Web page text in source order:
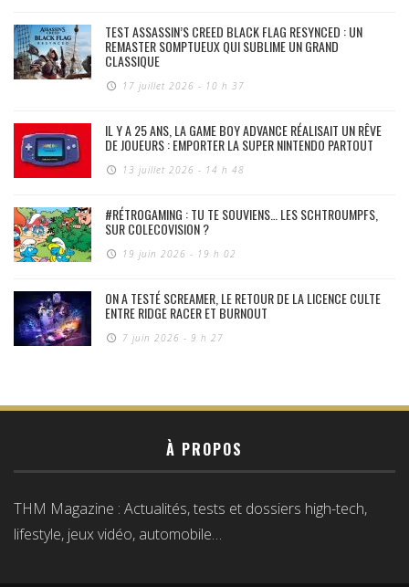
TEST ASSASSIN’S CREED BLACK FLAG RESYNCED : UN
REMASTER SOMPTUEUX QUI SUBLIME UN GRAND
CLASSIQUE
17 juillet 2026 - 10 h 37
IL Y A 25 ANS, LA GAME BOY ADVANCE RÉALISAIT UN RÊVE
DE JOUEURS : EMPORTER LA SUPER NINTENDO PARTOUT
13 juillet 2026 - 14 h 48
#RÉTROGAMING : TU TE SOUVIENS… LES SCHTROUMPFS,
SUR COLECOVISION ?
19 juin 2026 - 19 h 02
ON A TESTÉ SCREAMER, LE RETOUR DE LA LICENCE CULTE
ENTRE RIDGE RACER ET BURNOUT
7 juin 2026 - 9 h 27
À PROPOS
THM Magazine : Actualités, tests et dossiers high-tech,
lifestyle, jeux vidéo, automobile…